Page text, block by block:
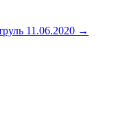
11.06.2020 →